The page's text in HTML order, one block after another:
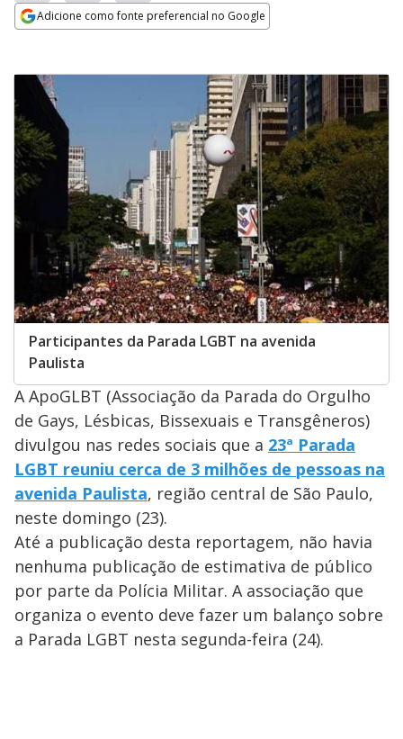
Adicione como fonte preferencial no Google
Participantes da Parada LGBT na avenida
Paulista
A ApoGLBT (Associação da Parada do Orgulho
de Gays, Lésbicas, Bissexuais e Transgêneros)
divulgou nas redes sociais que a 23ª Parada
LGBT reuniu cerca de 3 milhões de pessoas na
avenida Paulista, região central de São Paulo,
neste domingo (23).
Até a publicação desta reportagem, não havia
nenhuma publicação de estimativa de público
por parte da Polícia Militar. A associação que
organiza o evento deve fazer um balanço sobre
a Parada LGBT nesta segunda-feira (24).